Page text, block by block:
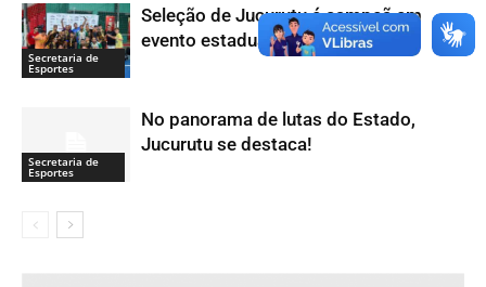
Secretaria de
Esportes
Seleção de Jucurutu é campeã em
evento estadual de futsal
Secretaria de
Esportes
No panorama de lutas do Estado,
Jucurutu se destaca!